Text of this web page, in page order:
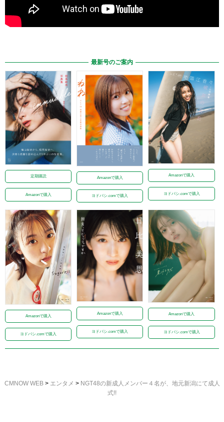
最新号のご案内
定期購読
Amazonで購入
Amazonで購入
ヨドバシ.comで購入
Amazonで購入
ヨドバシ.comで購入
Amazonで購入
ヨドバシ.comで購入
Amazonで購入
ヨドバシ.comで購入
Amazonで購入
ヨドバシ.comで購入
CMNOW WEB> エンタメ > NGT48の新成人メンバー４名が、地元新潟にて成人
式!!